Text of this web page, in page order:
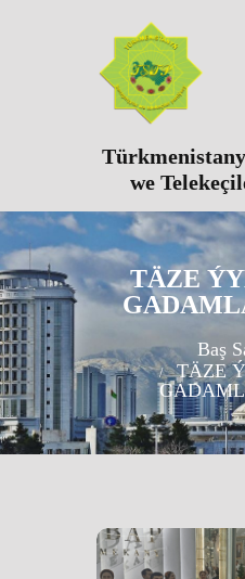
we
TÄZE
Baş
TÄZE